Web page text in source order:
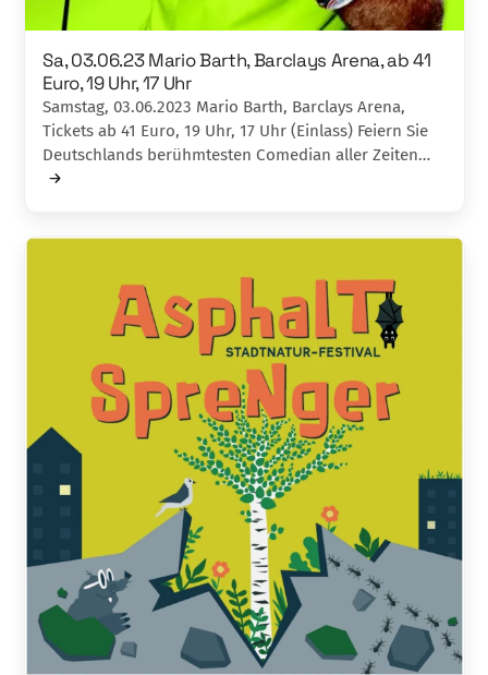
Sa, 03.06.23 Mario Barth, Barclays Arena, ab 41
Euro, 19 Uhr, 17 Uhr
Samstag, 03.06.2023 Mario Barth, Barclays Arena,
Tickets ab 41 Euro, 19 Uhr, 17 Uhr (Einlass) Feiern Sie
Deutschlands berühmtesten Comedian aller Zeiten…